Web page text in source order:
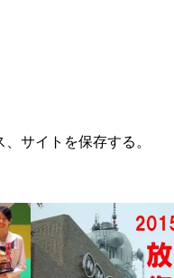
サイトを保存する。